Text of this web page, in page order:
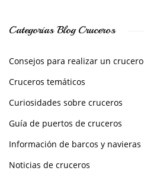
Categorías Blog Cruceros
Consejos para realizar un crucero
Cruceros temáticos
Curiosidades sobre cruceros
Guía de puertos de cruceros
Información de barcos y navieras
Noticias de cruceros